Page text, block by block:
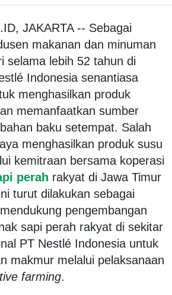
JAKARTA -- Sebagai
makanan dan minuman
selama lebih 52 tahun di
Indonesia senantiasa
menghasilkan produk
memanfaatkan sumber
baku setempat. Salah
menghasilkan produk susu
kemitraan bersama koperasi
perah rakyat di Jawa Timur
turut dilakukan sebagai
pengembangan
sapi perah rakyat di sekitar
PT Nestlé Indonesia untuk
makmur melalui pelaksanaan
farming.